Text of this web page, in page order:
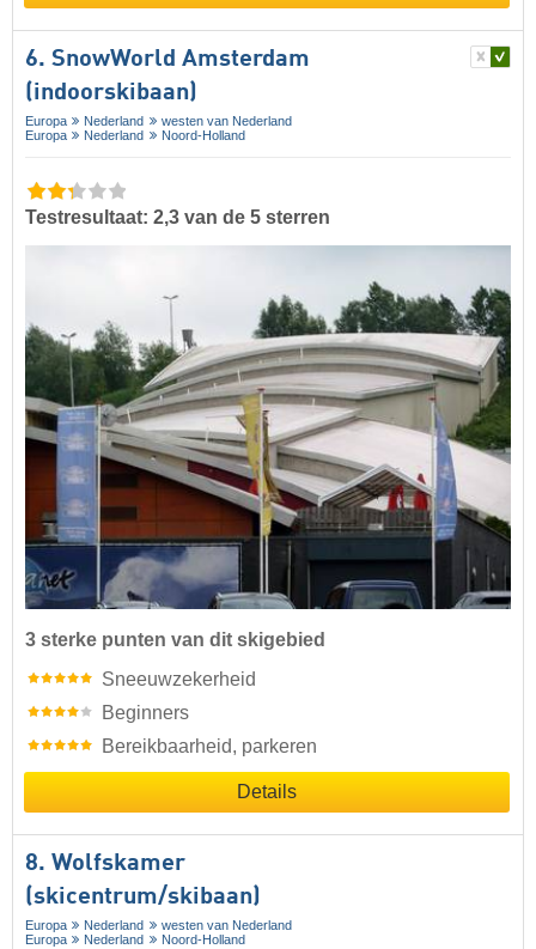
6. SnowWorld Amsterdam
(indoorskibaan)
Europa Nederland
westen van Nederland
Europa
Nederland Noord-Holland
Testresultaat: 2,3 van de 5 sterren
3 sterke punten van dit skigebied
Sneeuwzekerheid
Beginners
Bereikbaarheid, parkeren
Details
8. Wolfskamer
(skicentrum/skibaan)
Europa Nederland
westen van Nederland
Europa
Nederland Noord-Holland